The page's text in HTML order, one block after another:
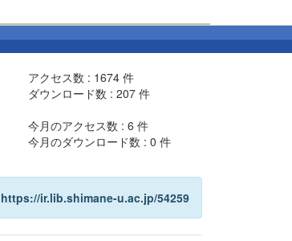
アクセス数 : 1674 件
ダウンロード数 :207 件
今月のアクセス数 :6 件
今月のダウンロード数 :0 件
https://ir.lib.shimane-u.ac.jp/54259